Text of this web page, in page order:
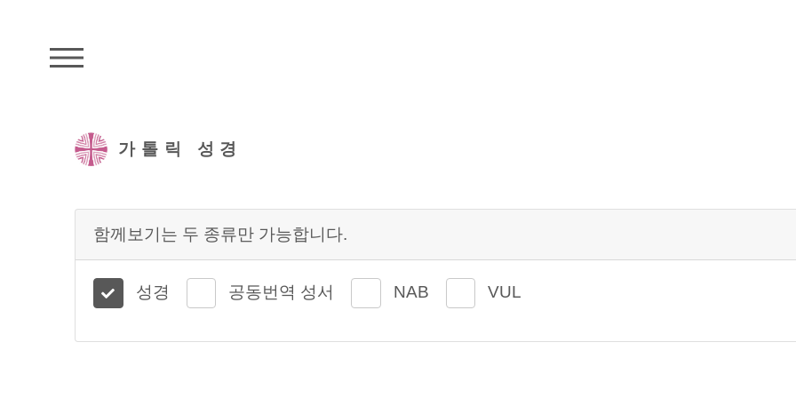
가톨릭 성경
함께보기는 두 종류만 가능합니다.
성경 공동번역 성서 NAB VUL